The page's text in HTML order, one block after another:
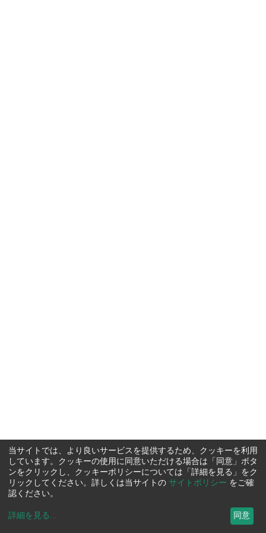
当サイトでは、より良いサービスを提供するため、クッキーを利用
しています。クッキーの使用に同意いただける場合は「同意」ボタ
ンをクリックし、クッキーポリシーについては「詳細を見る」をク
リックしてください。詳しくは当サイトの サイトポリシー をご確
認ください。
詳細を見る ... 同意